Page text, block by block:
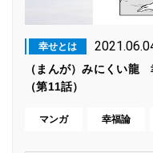
幸せとは
（まんが）みにくい龍
（第11話）
マンガ 幸福論